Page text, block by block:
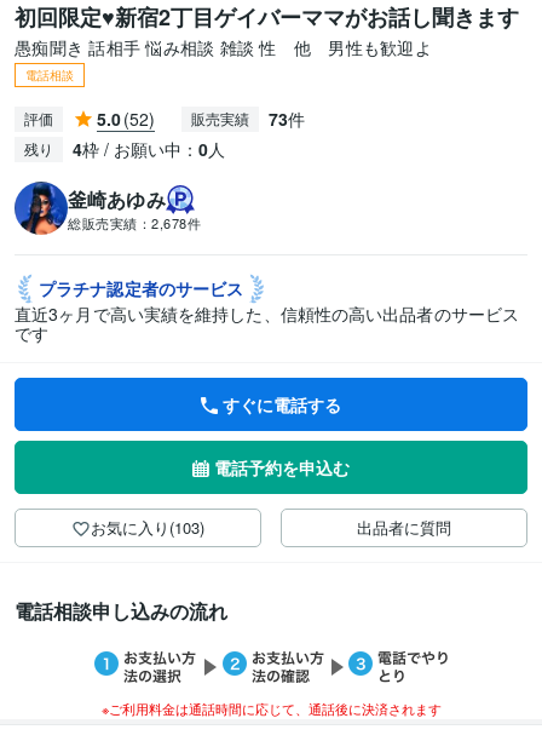
初回限定♥新宿2丁目ゲイバーママがお話し聞きます
愚痴聞き 話相手 悩み相談 雑談 性 他 男性も歓迎よ
電話相談
評価 5.0(52) 販売実績 73件
残り 4枠 / お願い中： 0人
釜崎あゆみ
総販売実績： 2,678件
プラチナ認定者のサービス
直近3ヶ月で高い実績を維持した、信頼性の高い出品者のサービス
です
すぐに電話する
電話予約を申込む
お気に入り(103) 出品者に質問
電話相談申し込みの流れ
※ご利用料金は通話時間に応じて、通話後に決済されます